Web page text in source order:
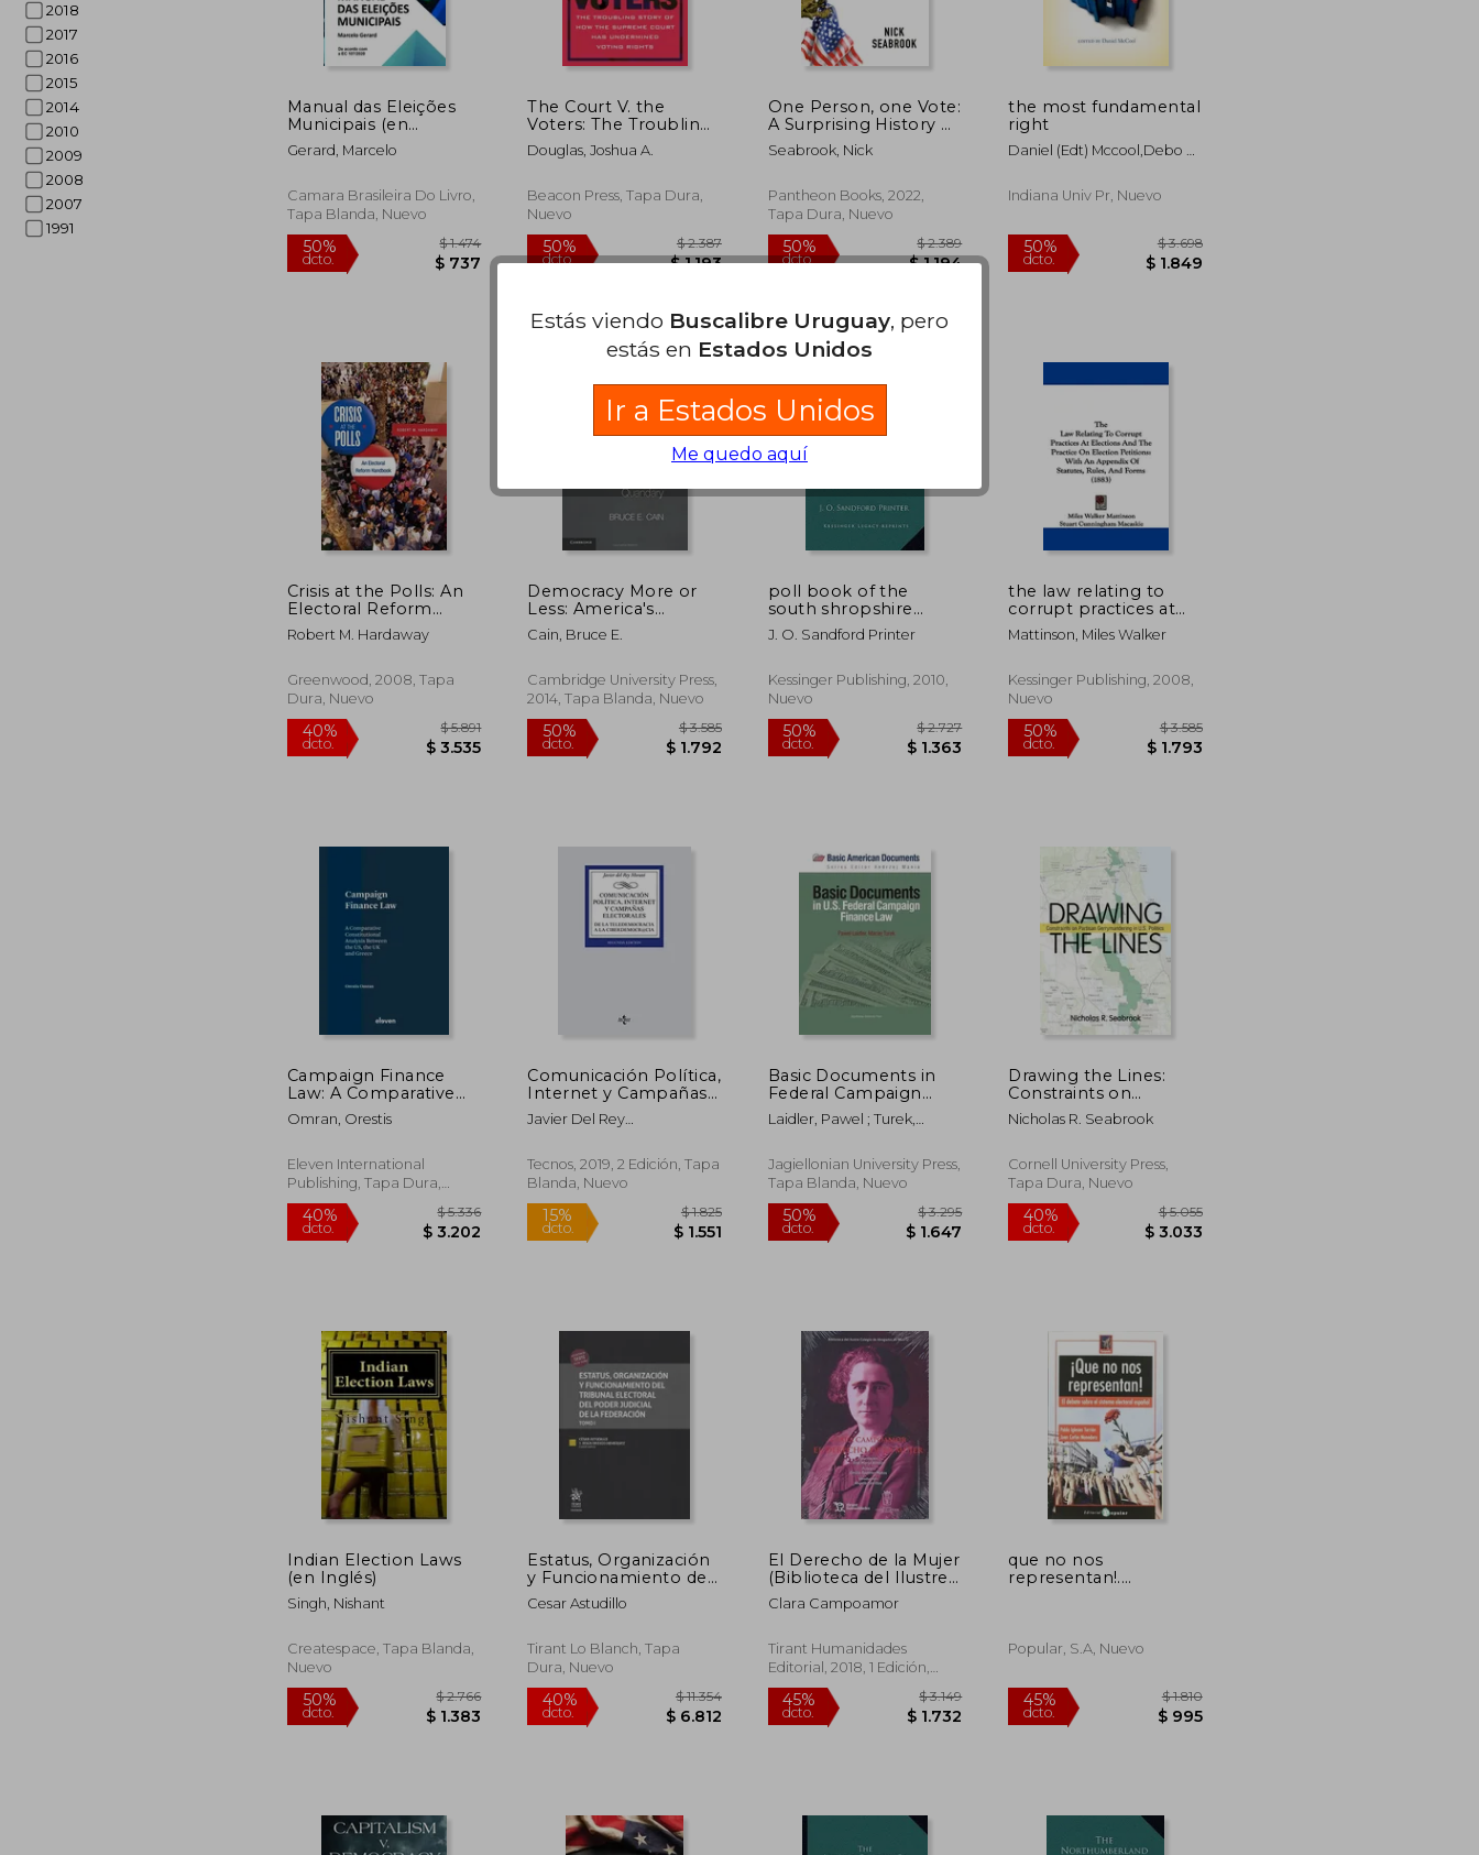
2018
2017
2016
2015
2014
2010
2009
2008
2007
1991
Manual das Eleições
Municipais (en
Portugués)
Gerard, Marcelo
Camara Brasileira Do Livro,
Tapa Blanda, Nuevo
50%
dcto.
$ 1.474
The Court V. the
Voters: The Troubling
Story of How the
Supreme Court Has
Rights (en Inglés)
Douglas, Joshua A.
Beacon Press, Tapa Dura,
Nuevo
dcto.
$ 2.387
One Person, one Vote:
A Surprising History of
Gerrymandering in
America (en Inglés)
Seabrook, Nick
Pantheon Books, 2022,
Tapa Dura, Nuevo
50%
dcto. $ 1.194
the most fundamental
right
Daniel (edt) Mccool,debo P.
Indiana Univ Pr, Nuevo
dcto.
Crisis at the Polls: An
Electoral Reform
Handbook (en Inglés)
Robert M. Hardaway
Greenwood, 2008, Tapa
Dura, Nuevo
40%
Democracy More or
Less: America's
Political Reform
Quandary (Cambridge
and Democracy) (en
Inglés)
Cain, Bruce E.
Cambridge University Press,
2014, Tapa Blanda, Nuevo
50% $ 3.585
poll book of the
south shropshire
election: july 18, 1865
(1865) (en Inglés)
J. O. Sandford Printer
Kessinger Publishing, 2010,
Nuevo
50% $ 2.727
the law relating to
corrupt practices at
elections and the
practice on election
appendix of statutes,
rules, and forms (1883)
Mattinson, Miles Walker
Kessinger Publishing, 2008,
Nuevo
50%
Campaign Finance
Law: A Comparative
Constitutional Analysis
Between the Us, the
Inglés)
Omran, Orestis
Eleven International
Publishing, Tapa Dura,
Nuevo
40%
dcto.
$ 5.336
$ 3.202
Comunicación Política,
Internet y Campañas
Electorales: De la
Teledemocracia a la
(Derecho - Biblioteca
Universitaria de
Javier Del Rey
Tecnos, 2019, 2 Edición, Tapa
Blanda, Nuevo
15%
dcto.
$ 1.825
$ 1.551
Basic Documents in
Federal Campaign
Finance Law (en
Inglés)
Laidler, Pawel ; Turek,
Jagiellonian University Press,
Tapa Blanda, Nuevo
50%
dcto.
$ 3.295
Drawing the Lines:
Constraints on
Partisan
Gerrymandering in
Nicholas R. Seabrook
Cornell University Press,
Tapa Dura, Nuevo
Indian Election Laws
(en Inglés)
Singh, Nishant
Createspace, Tapa Blanda,
Nuevo
Estatus, Organización
y Funcionamiento del
Tribunal Electoral del
Poder Judicial de la
pd.
Cesar Astudillo
Tirant Lo Blanch, Tapa
Dura, Nuevo
El Derecho de la Mujer
(Biblioteca del Ilustre
Colegio de Abogados
de Madrid)
Clara Campoamor
Tirant Humanidades
Editorial, 2018, 1 Edición,
Tapa Blanda, Nuevo
­que no nos
representan!.
Popular, S.a, Nuevo
Estás viendo Buscalibre Uruguay, pero
estás en Estados Unidos
Ir a Estados Unidos
Me quedo aquí